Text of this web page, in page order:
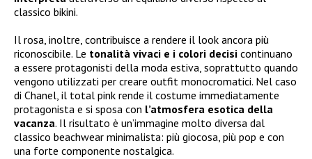
classico bikini.
Il rosa, inoltre, contribuisce a rendere il look ancora più
riconoscibile. Le tonalità vivaci e i colori decisi continuano
a essere protagonisti della moda estiva, soprattutto quando
vengono utilizzati per creare outfit monocromatici. Nel caso
di Chanel, il total pink rende il costume immediatamente
protagonista e si sposa con l’atmosfera esotica della
vacanza. Il risultato è un’immagine molto diversa dal
classico beachwear minimalista: più giocosa, più pop e con
una forte componente nostalgica.